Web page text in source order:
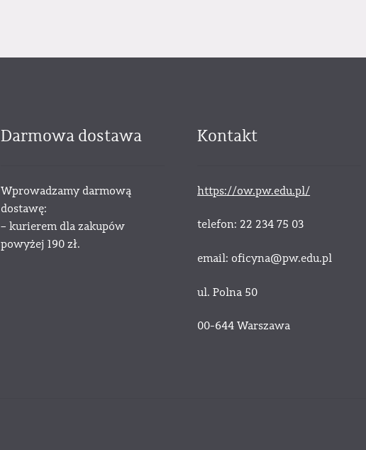
Darmowa dostawa
Wprowadzamy darmową
dostawę:
– kurierem dla zakupów
powyżej 190 zł.
Kontakt
https://ow.pw.edu.pl/
telefon: 22 234 75 03
email: oficyna@pw.edu.pl
ul. Polna 50
00-644 Warszawa